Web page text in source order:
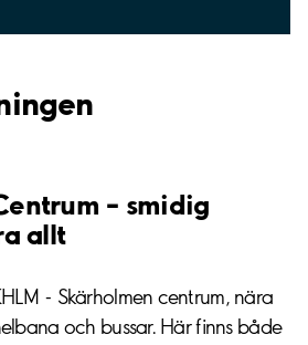
– smidig
allt
- Skärholmen centrum, nära
och bussar. Här finns både